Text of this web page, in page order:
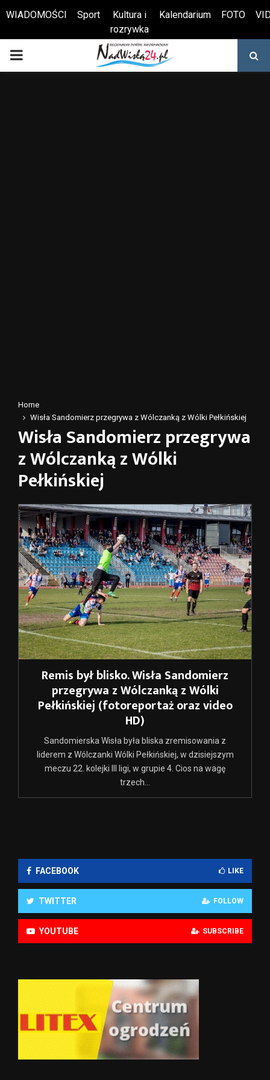
Otwórz pasek narzędzi
WIADOMOŚCI Sport
Kultura i
rozrywka
Kalendarium FOTO
PRIMARY
Home
Wisła Sandomierz przegrywa z Wólczanką z Wólki Pełkińskiej
Wisła Sandomierz przegrywa
z Wólczanką z Wólki
Pełkińskiej
Remis był blisko. Wisła Sandomierz
przegrywa z Wólczanką z Wólki
Pełkińskiej (fotoreportaż oraz video
HD)
Sandomierska Wisła była bliska zremisowania z
liderem z Wólczanki Wólki Pełkińskiej, w dzisiejszym
meczu 22. kolejki III ligi, w grupie 4. Cios na wagę
trzech...
FACEBOOK LIKE
TWITTER FOLLOW
YOUTUBE SUBSCRIBE